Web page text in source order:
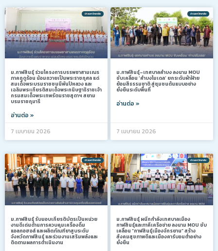
ข่าวมหาวิทยาลัย
ม.กาฬสินธุ์ ร่วมโครงการบรรพชาสามเณร
ภาคฤดูร้อน น้อมถวายเป็นพระราชกุศล แด่
สมเด็จพระบรมราชชนนีพันปีหลวง และ
เฉลิมพระเกียรติสมเด็จพระกนิษฐาธิราชเจ้า
กรมสมเด็จพระเทพรัตนราชสุดาฯ สยาม
บรมราชกุมารี
อ่านต่อ »
7 เมษายน 2026
ข่าวมหาวิทยาลัย
ม.กาฬสินธุ์–เทศบาลคำบง ลงนาม MOU
ขับเคลื่อน ‘คำบงโมเดล’ ยกระดับผ้าฝ้าย
ย้อมสีธรรมชาติ สู่ชุมชนต้นแบบอย่าง
ยั่งยืนระดับพื้นที่
อ่านต่อ »
7 เมษายน 2026
ข่าวมหาวิทยาลัย
ม.กาฬสินธุ์ รับมอบเกียรติบัตรเป็นหน่วย
งานดีเด่นด้านการควบคุมเครื่องดื่ม
แอลกอฮอล์ และผลิตภัณฑ์ยาสูบระดับ
จังหวัดกาฬสินธุ์ และร่วมงานเสริมพลังและ
ติดตามผลการดำเนินงาน
ข่าวมหาวิทยาลัย
ม.กาฬสินธุ์ ผนึกกำลังเทศบาลเมือง
กาฬสินธุ์และภาคีเครือข่าย ลงนาม MOU ขับ
เคลื่อน “กาฬสินธุ์เมืองจักรยาน” สร้าง
สังคมสุขภาพดีและเมืองคาร์บอนต่ำอย่าง
ยั่งยืน